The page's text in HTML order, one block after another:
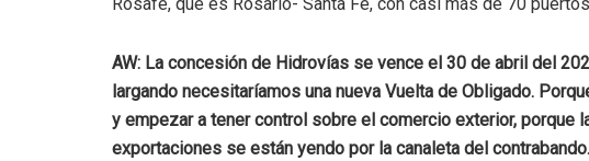
AW: La concesión de Hidrovías se vence el 30 de abril del
largando necesitaríamos una nueva Vuelta de Obligado.
y empezar a tener control sobre el comercio exterior, porque
exportaciones se están yendo por la canaleta del